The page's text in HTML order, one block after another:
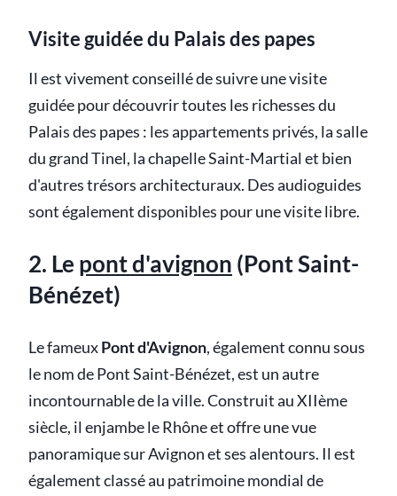
Visite guidée du Palais des papes
Il est vivement conseillé de suivre une visite
guidée pour découvrir toutes les richesses du
Palais des papes : les appartements privés, la salle
du grand Tinel, la chapelle Saint-Martial et bien
d'autres trésors architecturaux. Des audioguides
sont également disponibles pour une visite libre.
2. Le pont d'avignon (Pont Saint-
Bénézet)
Le fameuxPont d'Avignon, également connu sous
le nom de Pont Saint-Bénézet, est un autre
incontournable de la ville. Construit au XIIème
siècle, il enjambe le Rhône et offre une vue
panoramique sur Avignon et ses alentours. Il est
également classé au patrimoine mondial de